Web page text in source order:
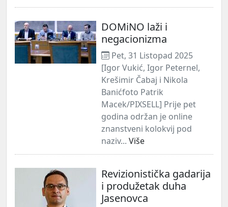
DOMiNO laži i
negacionizma
Pet, 31 Listopad 2025
[Igor Vukić, Igor Peternel,
Krešimir Čabaj i Nikola
Banićfoto Patrik
Macek/PIXSELL] Prije pet
godina održan je online
znanstveni kolokvij pod
naziv... Više
Revizionistička gadarija
i produžetak duha
Jasenovca